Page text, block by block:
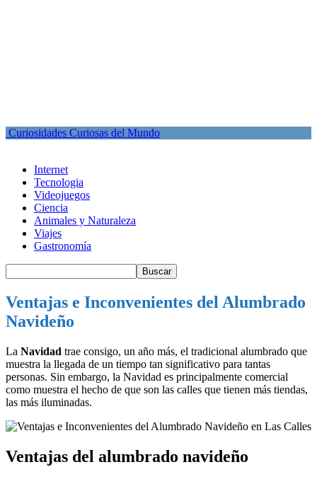
Curiosidades Curiosas del Mundo
Internet
Tecnologia
Videojuegos
Ciencia
Animales y Naturaleza
Viajes
Gastronomía
Ventajas e Inconvenientes del Alumbrado
Navideño
La Navidad trae consigo, un año más, el tradicional alumbrado que
muestra la llegada de un tiempo tan significativo para tantas
personas. Sin embargo, la Navidad es principalmente comercial
como muestra el hecho de que son las calles que tienen más tiendas,
las más iluminadas.
Ventajas del alumbrado navideño